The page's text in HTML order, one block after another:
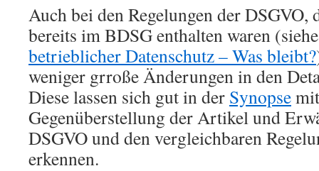
Auch bei den Regelungen der DSGVO,
bereits im BDSG enthalten waren
betrieblicher Datenschutz – Was bleibt?
weniger grroße Änderungen in den
Diese lassen sich gut in der Synopse
Gegenüberstellung der Artikel und
DSGVO und den vergleichbaren
erkennen.